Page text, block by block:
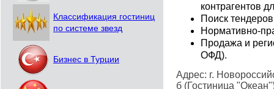
Классификация гостиниц
по системе звезд
Бизнес в Турции
контрагентов
Поиск
Нормативно-
Продажа и
ОФД).
Адрес: г.
б (Гостиница